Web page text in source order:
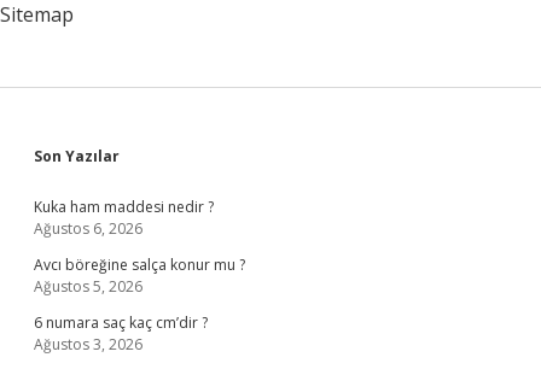
Sitemap
Sidebar
Son Yazılar
Kuka ham maddesi nedir ?
Ağustos 6, 2026
Avcı böreğine salça konur mu ?
Ağustos 5, 2026
6 numara saç kaç cm’dir ?
Ağustos 3, 2026